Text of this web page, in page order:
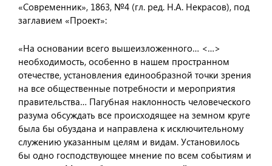
«Современник», 1863, №4 (гл. ред. Н.А. Некрасов), под
заглавием «Проект»:
«На основании всего вышеизложенного… <…>
необходимость, особенно в нашем пространном
отечестве, установления единообразной точки зрения
на все общественные потребности и мероприятия
правительства… Пагубная наклонность человеческого
разума обсуждать все происходящее на земном круге
была бы обуздана и направлена к исключительному
служению указанным целям и видам. Установилось
бы одно господствующее мнение по всем событиям и